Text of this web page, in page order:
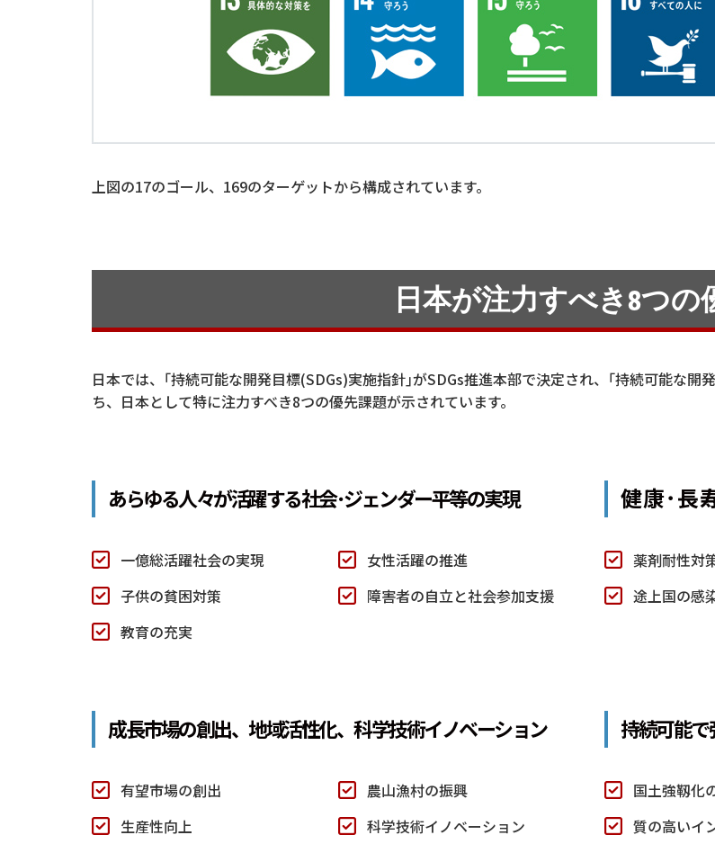
上図の17のゴール、169のターゲットから構成されています。
日本が注力すべき8つの
日本では、｢持続可能な開発目標(SDGs)実施指針｣がSDGs推進本部で決定され、｢持続可能な
ち、日本として特に注力すべき8つの優先課題が示されています。
あらゆる人々が活躍する社会･ジェンダー平等の実現
一億総活躍社会の実現
女性活躍の推進
子供の貧困対策
障害者の自立と社会参加支援
教育の充実
健康･長
薬剤耐性対
途上国の感
成長市場の創出、地域活性化、 科学技術イノベーション
有望市場の創出
農山漁村の振興
生産性向上
科学技術イノベーション
持続可能
国土強靱化
質の高いイ